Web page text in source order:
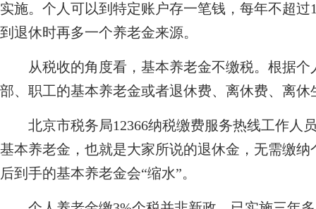
实施。个人可以到特定账户存一笔钱，每年不超
到退休时再多一个养老金来源。
从税收的角度看，基本养老金不缴税。根据个
部、职工的基本养老金或者退休费、离休费、离
北京市税务局12366纳税缴费服务热线工作人
基本养老金，也就是大家所说的退休金，无需缴
后到手的基本养老金会“缩水”。